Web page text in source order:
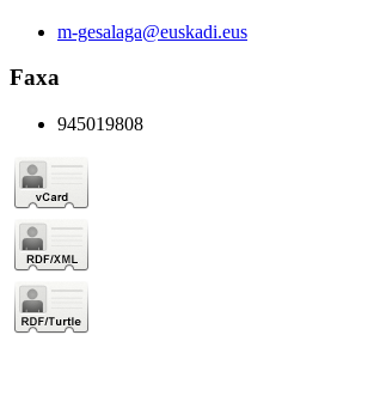
m-gesalaga@euskadi.eus
Faxa
945019808